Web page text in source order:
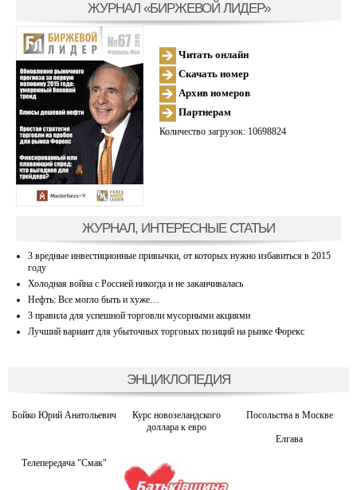
ЖУРНАЛ «БИРЖЕВОЙ ЛИДЕР»
Читать онлайн
Скачать номер
Архив номеров
Партнерам
Количество загрузок: 10698824
ЖУРНАЛ, ИНТЕРЕСНЫЕ СТАТЬИ
3 вредные инвестиционные привычки, от которых нужно избавиться в 2015
году
Холодная война с Россией никогда и не заканчивалась
Нефть: Все могло быть и хуже…
3 правила для успешной торговли мусорными акциями
Лучший вариант для убыточных торговых позиций на рынке Форекс
ЭНЦИКЛОПЕДИЯ
Бойко Юрий Анатольевич
Курс новозеландского
доллара к евро
Посольства в Москве
Елгава
Телепередача "Смак"